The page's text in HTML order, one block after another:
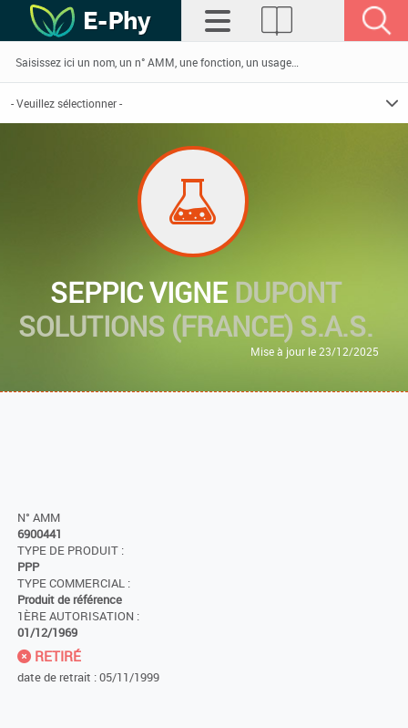
SEPPIC VIGNE DUPONT
SOLUTIONS (FRANCE) S.A.S.
Mise à jour le 23/12/2025
N° AMM
6900441
TYPE DE PRODUIT :
PPP
TYPE COMMERCIAL :
Produit de référence
1ÈRE AUTORISATION :
01/12/1969
RETIRÉ
date de retrait : 05/11/1999